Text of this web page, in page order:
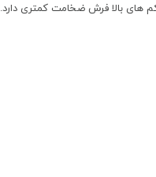
های بالا فرش ضخامت کمتری دارد.